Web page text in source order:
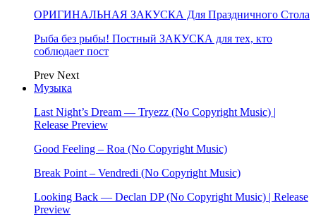
ОРИГИНАЛЬНАЯ ЗАКУСКА Для Праздничного Стола
Рыба без рыбы! Постный ЗАКУСКА для тех, кто
соблюдает пост
Prev Next
Музыка
Last Night’s Dream — Tryezz (No Copyright Music) |
Release Preview
Good Feeling – Roa (No Copyright Music)
Break Point – Vendredi (No Copyright Music)
Looking Back — Declan DP (No Copyright Music) | Release
Preview